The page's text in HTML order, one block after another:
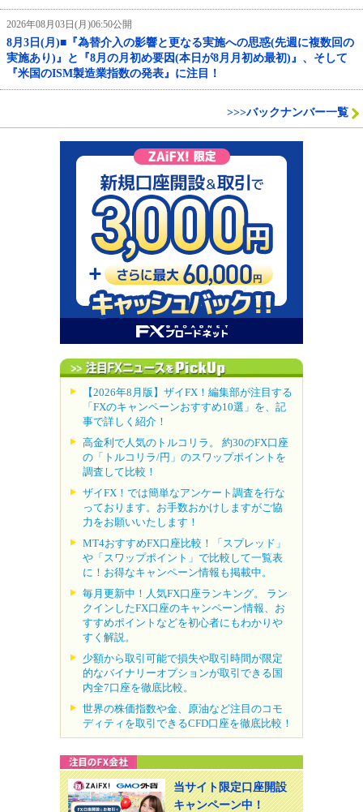
2026年08月03日(月)06:50公開
8月3日(月)■『為替介入の影響と更なる実施への思惑(先週に複数回の
実施あり)』と『8月の月初め要因(本日が8月月初め最初)』、そして
『米国のISM製造業指数の発表』に注目！
>>>バックナンバー一覧
【2026年8月版】ザイFX！編集部が注目する
「FXのキャンペーンおすすめ10選」を、記
事で詳しく紹介！
高金利で人気のトルコリラ。 約30のFX口座
の「トルコリラ/円」のスワップポイントを
調査して比較！
ザイFX！では簡単なアンケート調査を行な
っております。お手数おかけしますがご協
力をお願いいたします！
MT4おすすめFX口座比較！「スプレッド」
や「スワップポイント」で比較して一覧表
に！お得なキャンペーン情報も掲載中。
毎月更新中！人気FX口座ランキング。 ラン
クインしたFX口座のキャンペーン情報、お
すすめポイントなどを初心者にもわかりや
すく解説。
少額から取引可能で損失や取引時間が限定
的なバイナリーオプションが取引できる国
内全7口座を徹底比較。
世界の株価指数や金、原油など注目のコモ
ディティを取引できるCFD口座を徹底比較！
当サイト限定口座開設
キャンペーン中！